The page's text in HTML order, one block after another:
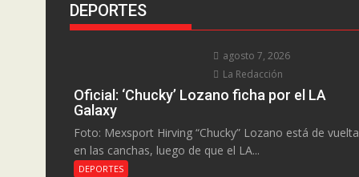
DEPORTES
agosto 7, 2026
La Redacción
Oficial: ‘Chucky’ Lozano ficha por el LA
Galaxy
Foto: Mexsport Hirving “Chucky” Lozano está de vuelta
en las canchas, luego de que el LA...
DEPORTES